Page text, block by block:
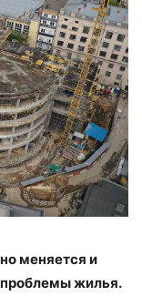
меняется и
жилья.